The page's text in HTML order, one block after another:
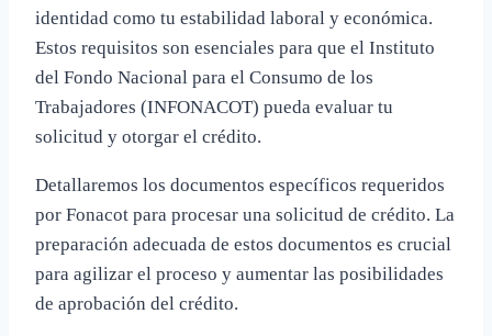
identidad como tu estabilidad laboral y económica.
Estos requisitos son esenciales para que el Instituto
del Fondo Nacional para el Consumo de los
Trabajadores (INFONACOT) pueda evaluar tu
solicitud y otorgar el crédito.
Detallaremos los documentos específicos requeridos
por Fonacot para procesar una solicitud de crédito. La
preparación adecuada de estos documentos es crucial
para agilizar el proceso y aumentar las posibilidades
de aprobación del crédito.